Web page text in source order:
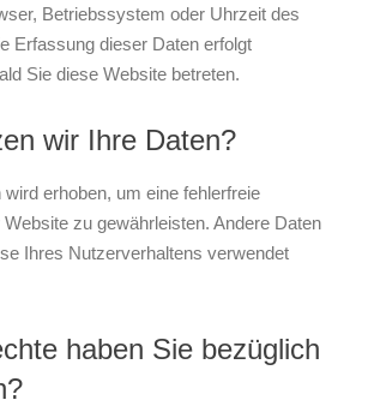
Betriebssystem oder Uhrzeit des
Erfassung dieser Daten erfolgt
Sie diese Website betreten.
wir Ihre Daten?
wird erhoben, um eine fehlerfreie
zu gewährleisten. Andere Daten
Ihres Nutzerverhaltens verwendet
haben Sie bezüglich